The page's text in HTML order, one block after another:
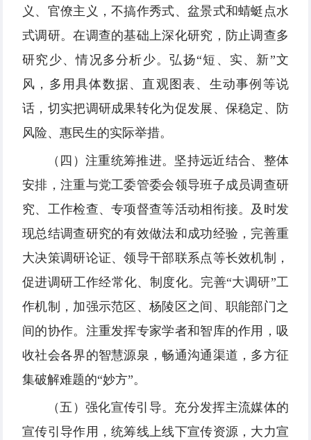
义、官僚主义，不搞作秀式、盆景式和蜻蜓点水
式调研。在调查的基础上深化研究，防止调查多
研究少、情况多分析少。弘扬“短、实、新”文
风，多用具体数据、直观图表、生动事例等说
话，切实把调研成果转化为促发展、保稳定、防
风险、惠民生的实际举措。
（四）注重统筹推进。坚持远近结合、整体
安排，注重与党工委管委会领导班子成员调查研
究、工作检查、专项督查等活动相衔接。及时发
现总结调查研究的有效做法和成功经验，完善重
大决策调研论证、领导干部联系点等长效机制，
促进调研工作经常化、制度化。完善“大调研”工
作机制，加强示范区、杨陵区之间、职能部门之
间的协作。注重发挥专家学者和智库的作用，吸
收社会各界的智慧源泉，畅通沟通渠道，多方征
集破解难题的“妙方”。
（五）强化宣传引导。充分发挥主流媒体的
宣传引导作用，统筹线上线下宣传资源，大力宣